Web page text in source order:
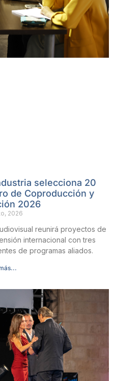
selecciona 20
de Coproducción y
2026
2026
reunirá proyectos de
internacional con tres
de programas aliados.